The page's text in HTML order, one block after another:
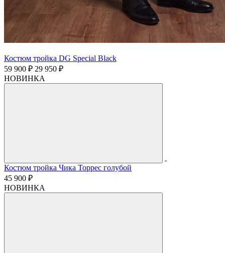
Костюм тройка DG Special Black
59 900 ₽ 29 950 ₽
НОВИНКА
Костюм тройка Чика Торрес голубой
45 900 ₽
НОВИНКА